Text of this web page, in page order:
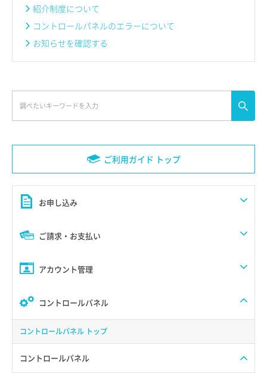
ご利用ガイド トップ
お申し込み
ご請求・お支払い
アカウント管理
コントロールパネル
コントロールパネル トップ
コントロールパネル
紹介制度について
コントロールパネルのエラーについて
お知らせを確認する